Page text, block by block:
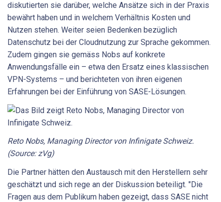
diskutierten sie darüber, welche Ansätze sich in der Praxis
bewährt haben und in welchem Verhältnis Kosten und
Nutzen stehen. Weiter seien Bedenken bezüglich
Datenschutz bei der Cloudnutzung zur Sprache gekommen.
Zudem gingen sie gemäss Nobs auf konkrete
Anwendungsfälle ein – etwa den Ersatz eines klassischen
VPN-Systems – und berichteten von ihren eigenen
Erfahrungen bei der Einführung von SASE-Lösungen.
Reto Nobs, Managing Director von Infinigate Schweiz.
(Source: zVg)
Die Partner hätten den Austausch mit den Herstellern sehr
geschätzt und sich rege an der Diskussion beteiligt. "Die
Fragen aus dem Publikum haben gezeigt, dass SASE nicht